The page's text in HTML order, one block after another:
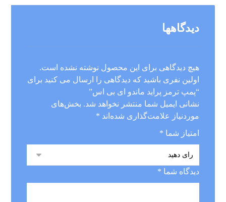
دیدگاهها
هیچ دیدگاهی برای این محصول نوشته نشده است.
اولین نفری باشید که دیدگاهی را ارسال می کنید برای
“پمپ ترمز پراید ماندو ای بی اس”
نشانی ایمیل شما منتشر نخواهد شد. بخش‌های
موردنیاز علامت‌گذاری شده‌اند *
امتیاز شما *
دیدگاه شما *